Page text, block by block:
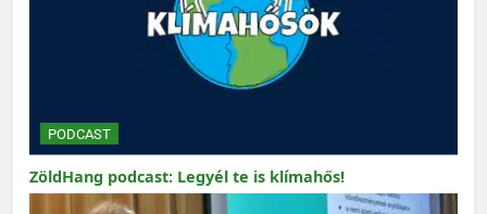
PODCAST
ZöldHang podcast: Legyél te is klímahős!